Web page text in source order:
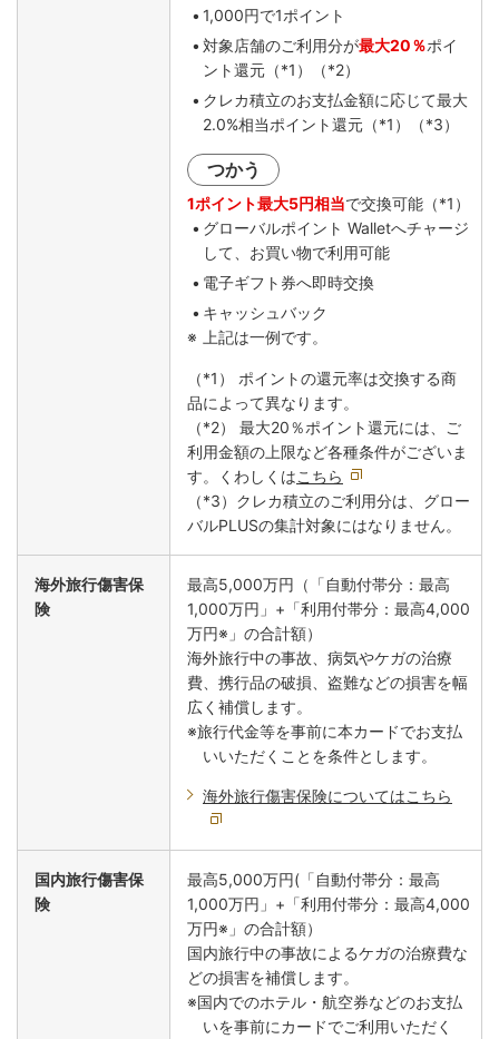
1,000円で1ポイント
対象店舗のご利用分が最大20％ポイ
ント還元（*1）（*2）
クレカ積立のお支払金額に応じて最大
2.0%相当ポイント還元（*1）（*3）
つかう
1ポイント最大5円相当で交換可能（*1）
グローバルポイント Walletへチャージ
して、お買い物で利用可能
電子ギフト券へ即時交換
キャッシュバック
上記は一例です。
（*1） ポイントの還元率は交換する商
品によって異なります。
（*2） 最大20％ポイント還元には、ご
利用金額の上限など各種条件がございま
す。くわしくはこちら
（*3）クレカ積立のご利用分は、グロー
バルPLUSの集計対象にはなりません。
海外旅行傷害保
険
最高5,000万円（「自動付帯分：最高
1,000万円」+「利用付帯分：最高4,000
万円※」の合計額）
海外旅行中の事故、病気やケガの治療
費、携行品の破損、盗難などの損害を幅
広く補償します。
※旅行代金等を事前に本カードでお支払
いいただくことを条件とします。
海外旅行傷害保険についてはこちら
国内旅行傷害保
険
最高5,000万円(「自動付帯分：最高
1,000万円」+「利用付帯分：最高4,000
万円※」の合計額）
国内旅行中の事故によるケガの治療費な
どの損害を補償します。
※国内でのホテル・航空券などのお支払
いを事前にカードでご利用いただく